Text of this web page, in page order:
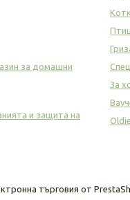
за домашни
и защита на
търговия от
За